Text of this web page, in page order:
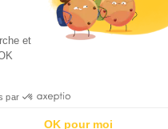
et
par
OK pour moi
d’Utilisation
en
2026